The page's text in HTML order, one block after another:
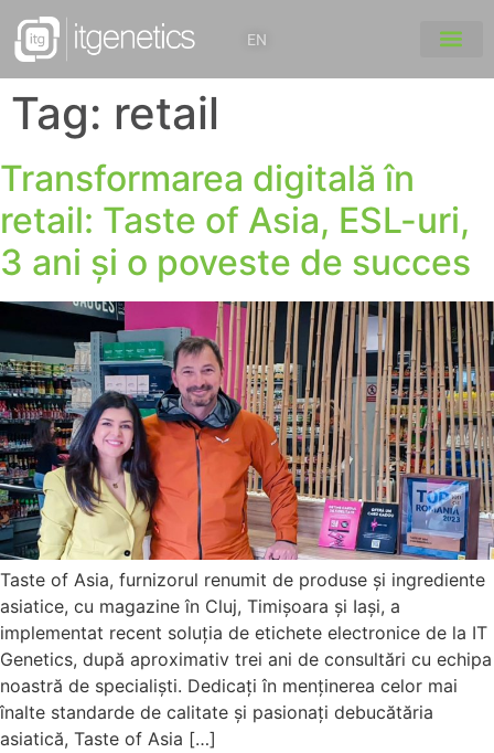
EN
Tag: retail
Transformarea digitală în
retail: Taste of Asia, ESL-uri,
3 ani și o poveste de succes
Taste of Asia, furnizorul renumit de produse și ingrediente
asiatice, cu magazine în Cluj, Timișoara și Iași, a
implementat recent soluția de etichete electronice de la IT
Genetics, după aproximativ trei ani de consultări cu echipa
noastră de specialiști. Dedicați în menținerea celor mai
înalte standarde de calitate și pasionați debucătăria
asiatică, Taste of Asia […]